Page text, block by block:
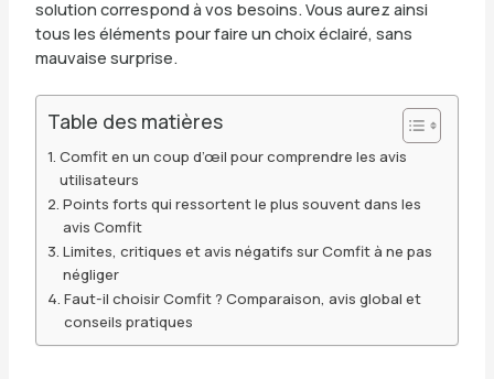
solution correspond à vos besoins. Vous aurez ainsi
tous les éléments pour faire un choix éclairé, sans
mauvaise surprise.
Table des matières
Comfit en un coup d’œil pour comprendre les avis
utilisateurs
Points forts qui ressortent le plus souvent dans les
avis Comfit
Limites, critiques et avis négatifs sur Comfit à ne pas
négliger
Faut-il choisir Comfit ? Comparaison, avis global et
conseils pratiques